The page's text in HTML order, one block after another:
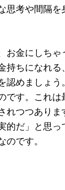
思考や間隔を
お金にしちゃ
持ちになれる
認めましょう
です。これは
れつつありま
的だ」と思っ
のです。